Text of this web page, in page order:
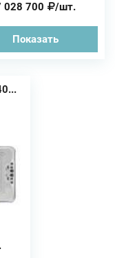
028 700 /шт.
Показать